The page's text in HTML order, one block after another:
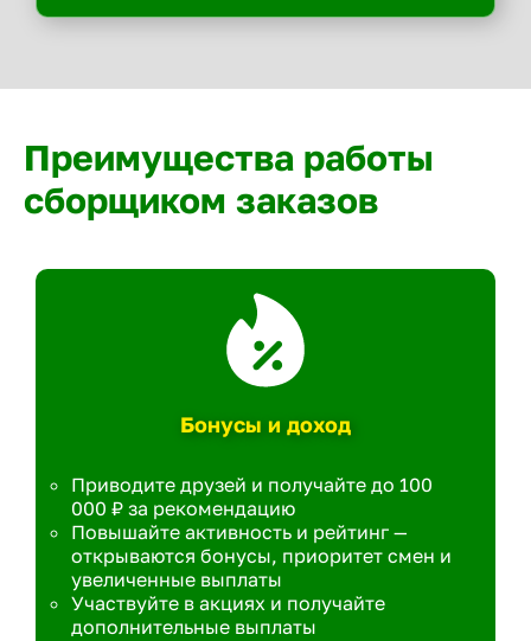
Преимущества работы
сборщиком заказов
Бонусы и доход
Приводите друзей и получайте до 100
000 ₽ за рекомендацию
Повышайте активность и рейтинг —
открываются бонусы, приоритет смен и
увеличенные выплаты
Участвуйте в акциях и получайте
дополнительные выплаты